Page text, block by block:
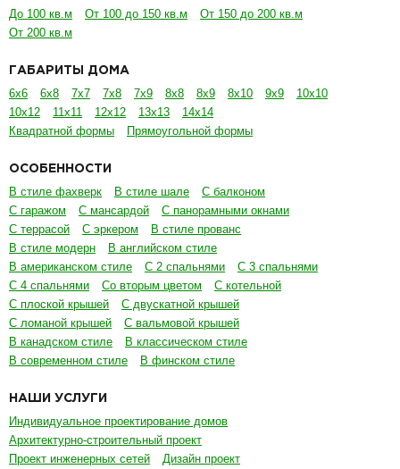
До 100 кв.м От 100 до 150 кв.м
От 150 до 200 кв.м
От 200 кв.м
ГАБАРИТЫ ДОМА
6х6 6х8 7х7 7х8 7х9 8х8 8х9 8х10 9х9
10х10
10х12
11х11 12х12 13х13
14х14
Квадратной формы
Прямоугольной формы
ОСОБЕННОСТИ
В стиле фахверк В стиле шале
С балконом
С гаражом
С мансардой
С панорамными окнами
С террасой
С эркером
В стиле прованс
В стиле модерн
В английском стиле
В американском стиле
С 2 спальнями
С 3 спальнями
С 4 спальнями
Со вторым цветом
С котельной
С плоской крышей
С двускатной крышей
С ломаной крышей
С вальмовой крышей
В канадском стиле
В классическом стиле
В современном стиле
В финском стиле
НАШИ УСЛУГИ
Индивидуальное проектирование домов
Архитектурно-строительный проект
Проект инженерных сетей
Дизайн проект